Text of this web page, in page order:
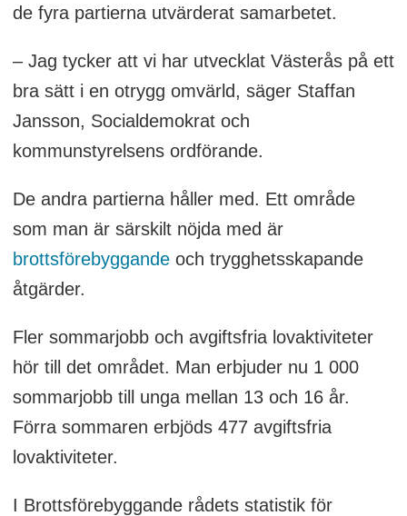
de fyra partierna utvärderat samarbetet.
– Jag tycker att vi har utvecklat Västerås på ett
bra sätt i en otrygg omvärld, säger Staffan
Jansson, Socialdemokrat och
kommunstyrelsens ordförande.
De andra partierna håller med. Ett område
som man är särskilt nöjda med är
brottsförebyggandeoch trygghetsskapande
åtgärder.
Fler sommarjobb och avgiftsfria lovaktiviteter
hör till det området. Man erbjuder nu 1 000
sommarjobb till unga mellan 13 och 16 år.
Förra sommaren erbjöds 477 avgiftsfria
lovaktiviteter.
I Brottsförebyggande rådets statistik för